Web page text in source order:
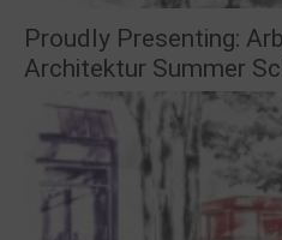
Proudly Presenting:
Architektur Summer